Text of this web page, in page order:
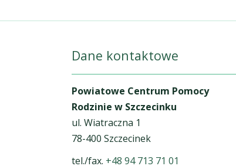
Dane kontaktowe
Powiatowe Centrum Pomocy
Rodzinie w Szczecinku
ul. Wiatraczna 1
78-400 Szczecinek
tel./fax. +48 94 713 71 01